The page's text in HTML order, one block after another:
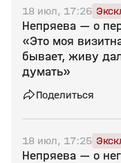
18 июл, 17:26
Непряева — о
«Это моя
бывает, живу
думать»
Поделиться
18 июл, 17:25
Непряева — о